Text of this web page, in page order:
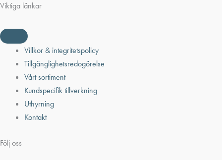
Viktiga länkar
Villkor & integritetspolicy
Tillgänglighetsredogörelse
Vårt sortiment
Kundspecifik tillverkning
Uthyrning
Kontakt
Följ oss